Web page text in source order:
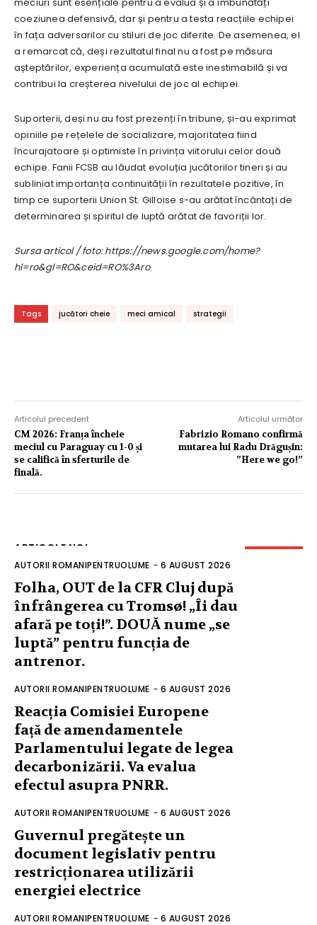
coeziunea defensivă, dar și pentru a testa reacțiile echipei
în fața adversarilor cu stiluri de joc diferite. De asemenea, el
a remarcat că, deși rezultatul final nu a fost pe măsura
așteptărilor, experiența acumulată este inestimabilă și va
contribui la creșterea nivelului de joc al echipei.
Suporterii, deși nu au fost prezenți în tribune, și-au exprimat
opiniile pe rețelele de socializare, majoritatea fiind
încurajatoare și optimiste în privința viitorului celor două
echipe. Fanii FCSB au lăudat evoluția jucătorilor tineri și au
subliniat importanța continuității în rezultatele pozitive, în
timp ce suporterii Union St. Gilloise s-au arătat încântați de
determinarea și spiritul de luptă arătat de favoriții lor.
Sursa articol / foto: https://news.google.com/home?
hl=ro&gl=RO&ceid=RO%3Aro
Tags jucători cheie meci amical strategii
Articolul precedent
CM 2026: Franța încheie
meciul cu Paraguay cu 1-0 și
se califică în sferturile de
finală.
Articolul următor
Fabrizio Romano confirmă
mutarea lui Radu Drăgușin:
”Here we go!”
ARTICOLE NOI
AUTORII ROMANIPENTRUOLUME - 6 AUGUST 2026
Folha, OUT de la CFR Cluj după
înfrângerea cu Tromsø! „Îi dau
afară pe toți!”. DOUĂ nume „se
luptă” pentru funcția de
antrenor.
AUTORII ROMANIPENTRUOLUME - 6 AUGUST 2026
Reacția Comisiei Europene
față de amendamentele
Parlamentului legate de legea
decarbonizării. Va evalua
efectul asupra PNRR.
AUTORII ROMANIPENTRUOLUME - 6 AUGUST 2026
Guvernul pregătește un
document legislativ pentru
restricționarea utilizării
energiei electrice
AUTORII ROMANIPENTRUOLUME - 6 AUGUST 2026